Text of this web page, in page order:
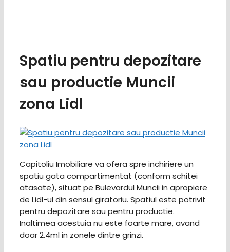
Spatiu pentru depozitare
sau productie Muncii
zona Lidl
Capitoliu Imobiliare va ofera spre inchiriere un
spatiu gata compartimentat (conform schitei
atasate), situat pe Bulevardul Muncii in apropiere
de Lidl-ul din sensul giratoriu. Spatiul este potrivit
pentru depozitare sau pentru productie.
Inaltimea acestuia nu este foarte mare, avand
doar 2.4ml in zonele dintre grinzi.